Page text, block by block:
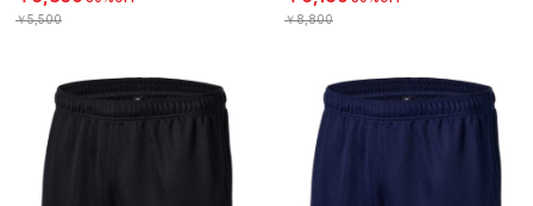
￥5,500
￥8,800